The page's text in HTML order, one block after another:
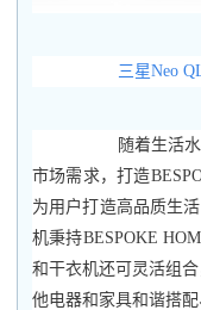
三星Neo
随着生活
市场需求，打造
为用户打造高品质生
机秉持BESPOKE
和干衣机还可灵活组
他电器和家具和谐搭